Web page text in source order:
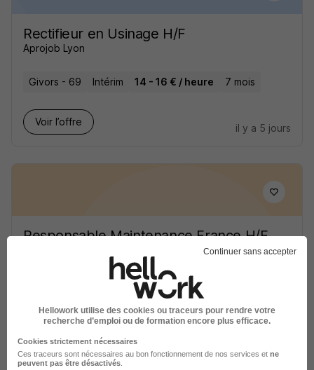
Rectifieur en Usinage H/F
Aprojob Lyon
Givors - 69 Intérim 14 - 16 € / heure 7 mois
Voir l’offre
il y a 5 jours
Responsable Maintenance France H/F
Voir l’offre
Continuer sans accepter
Hellowork utilise des cookies ou traceurs pour rendre votre
recherche d’emploi ou de formation encore plus efficace.
Cookies strictement nécessaires
Ces traceurs sont nécessaires au bon fonctionnement de nos services et ne
peuvent pas être désactivés